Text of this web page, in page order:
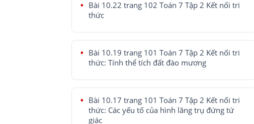
Bài 10.22 trang 102 Toán 7 Tập 2 Kết nối tri
thức
Bài 10.19 trang 101 Toán 7 Tập 2 Kết nối tri
thức: Tính thể tích đất đào mương
Bài 10.17 trang 101 Toán 7 Tập 2 Kết nối tri
thức: Các yếu tố của hình lăng trụ đứng tứ
giác